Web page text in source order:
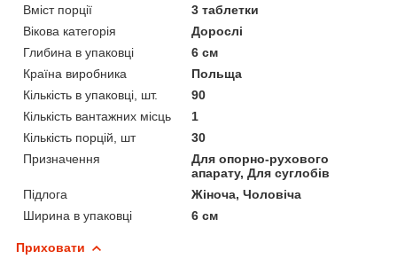
Вміст порції
3 таблетки
Вікова категорія
Дорослі
Глибина в упаковці
6 см
Країна виробника
Польща
Кількість в упаковці, шт.
90
Кількість вантажних місць
1
Кількість порцій, шт
30
Призначення
Для опорно-рухового
апарату, Для суглобів
Підлога
Жіноча, Чоловіча
Ширина в упаковці
6 см
Приховати